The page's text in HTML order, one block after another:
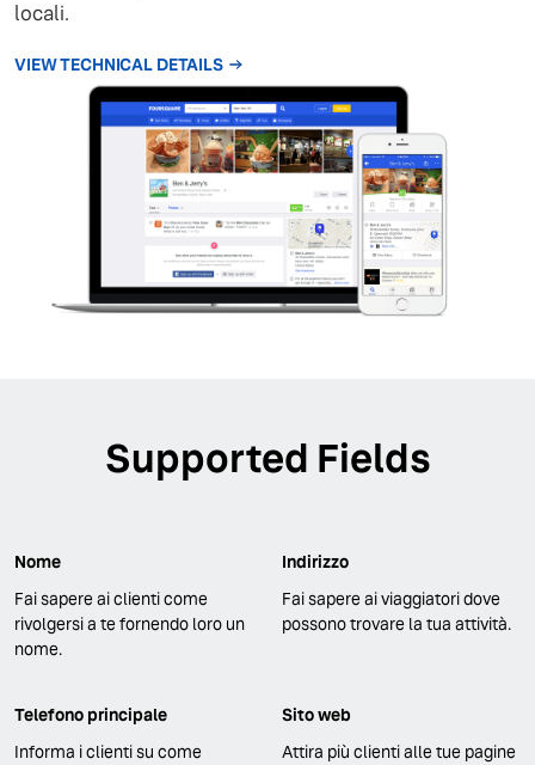
locali.
VIEW TECHNICAL DETAILS
Supported Fields
Nome
Fai sapere ai clienti come
rivolgersi a te fornendo loro un
nome.
Indirizzo
Fai sapere ai viaggiatori dove
possono trovare la tua attività.
Telefono principale
Informa i clienti su come
Sito web
Attira più clienti alle tue pagine